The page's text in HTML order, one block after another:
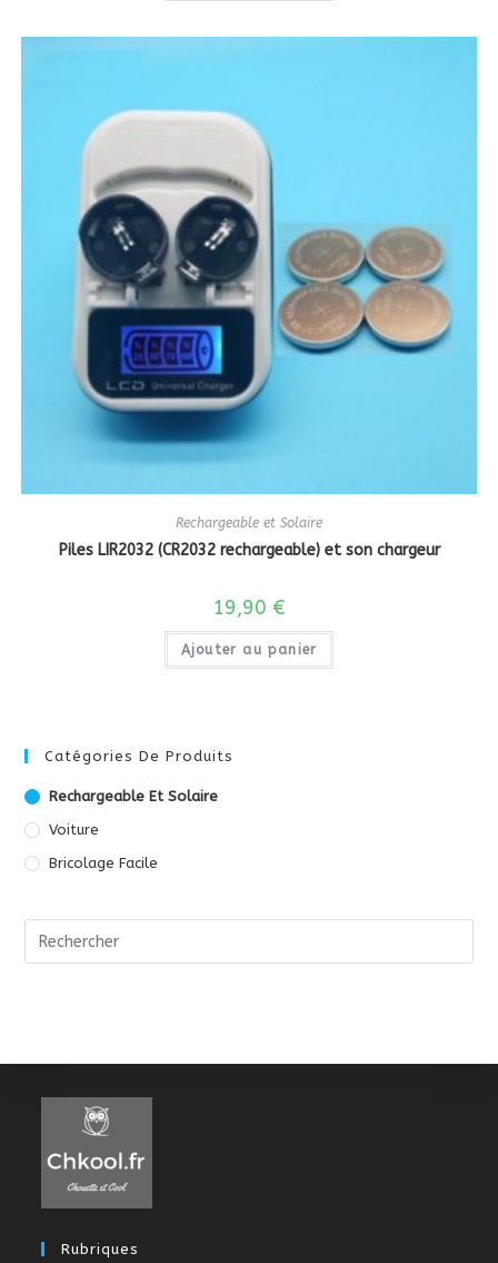
Rechargeable et Solaire
Piles LIR2032 (CR2032 rechargeable) et son chargeur
19,90 €
Ajouter au panier
Catégories De Produits
Rechargeable Et Solaire
Voiture
Bricolage Facile
Rubriques